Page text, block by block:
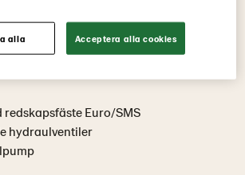
Performance)
redskapsfäste Euro/SMS
hydraulventiler
alla Acceptera alla cookies